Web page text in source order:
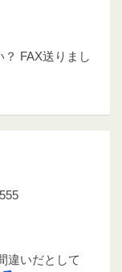
FAX送りまし
違いだとして